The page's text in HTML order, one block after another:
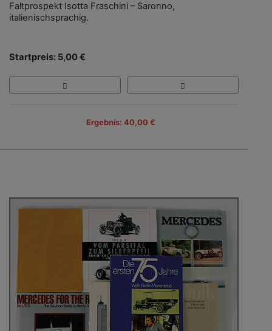
Faltprospekt Isotta Fraschini – Saronno,
italienischsprachig.
Startpreis: 5,00 €
Ergebnis: 40,00 €